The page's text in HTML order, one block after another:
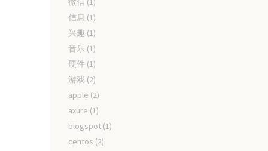
信息 (1)
兴趣 (1)
音乐 (1)
硬件 (1)
游戏 (2)
apple (2)
axure (1)
blogspot (1)
centos (2)